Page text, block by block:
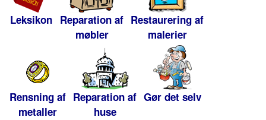
Leksikon Reparation af
møbler
Restaurering af
malerier
Rensning af
metaller
Reparation af
huse
Gør det selv